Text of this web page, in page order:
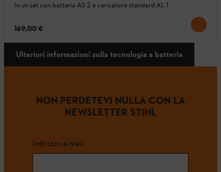
In un set con batteria AS 2 e caricatore standard AL 1
169,00 €
Ulteriori informazioni sulla tecnologia a batteria
NON PERDETEVI NULLA CON LA
NEWSLETTER STIHL
Indirizzo e-mail